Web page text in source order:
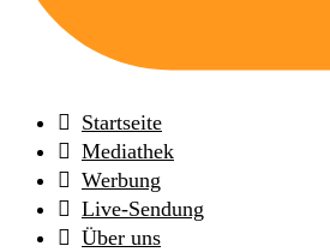
Startseite
Mediathek
Werbung
Live-Sendung
Über uns